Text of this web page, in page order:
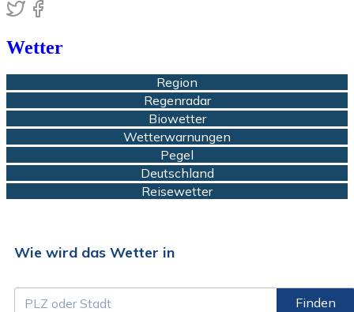
Wetter
Region
Regenradar
Biowetter
Wetterwarnungen
Pegel
Deutschland
Reisewetter
Wie wird das Wetter in
Finden